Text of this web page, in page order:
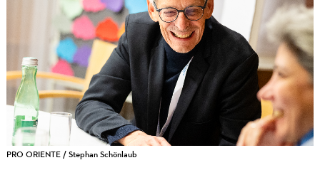
PRO ORIENTE / Stephan Schönlaub